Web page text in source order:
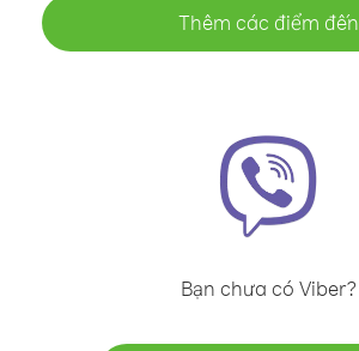
Thêm các điểm đến
Bạn chưa có Viber?